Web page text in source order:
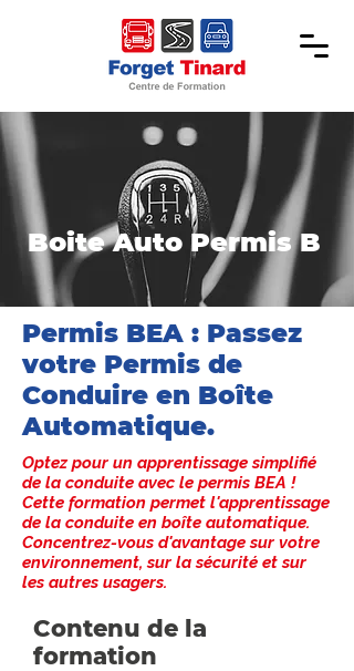
Boite Auto Permis B
Permis BEA : Passez
votre Permis de
Conduire en Boîte
Automatique.
Optez pour un apprentissage simplifié
de la conduite avec le permis BEA !
Cette formation permet l'apprentissage
de la conduite en boîte automatique.
Concentrez-vous d'avantage sur votre
environnement, sur la sécurité et sur
les autres usagers.
Contenu de la
formation